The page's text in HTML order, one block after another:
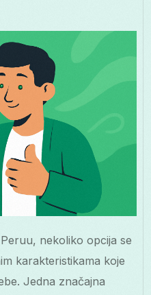
nekoliko opcija se
karakteristikama koje
Jedna značajna